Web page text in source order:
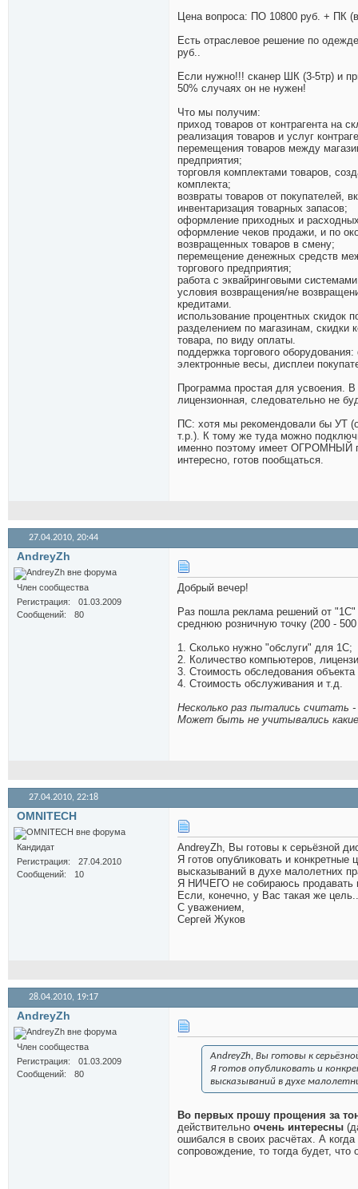
Цена вопроса: ПО 10800 руб. + ПК
Есть отраслевое решение по
руб..
Если нужно!!! сканер ШК (3-5тр) и
50% случаях он не нужен!
Что мы получим:
приход товаров от контрагента на
реализация товаров и услуг
перемещения товаров между
предприятия;
торговля комплектами товаров,
комплекта;
возвраты товаров от покупателей,
инвентаризация товарных запасов;
оформление приходных и
оформление чеков продажи, и по
возвращенных товаров в смену;
перемещение денежных средств
торгового предприятия;
работа с эквайринговыми
условия возвращения/не
кредитами.
использование процентных скидок
разделением по магазинам, скидки
товара, по виду оплаты.
поддержка торгового
электронные весы, дисплеи
Программа простая для усвоения.
лицензионная, следовательно не
ПС: хотя мы рекомендовали бы УТ
т.р.). К тому же туда можно
именно поэтому имеет ОГРОМНЫЙ
интересно, готов пообщаться.
27.04.2010, 20:44
AndreyZh
Член сообщества
Регистрация
01.03.2009
Сообщений
80
Добрый вечер!
Раз пошла реклама решений от "1С"
среднюю розничную точку (200 -
1. Сколько нужно "обслуги" для 1С;
2. Количество компьютеров,
3. Стоимость обследования
4. Стоимость обслуживания и т.д.
Несколько раз пытались считать
Может быть не учитывались
27.04.2010, 22:18
OMNITECH
Кандидат
Регистрация
27.04.2010
Сообщений
10
AndreyZh, Вы готовы к серьёзной
Я готов опубликовать и
высказываний в духе малолетних
Я НИЧЕГО не собираюсь продавать
Если, конечно, у Вас такая же
С уважением,
Сергей Жуков
28.04.2010, 19:17
AndreyZh
Член сообщества
Регистрация
01.03.2009
Сообщений
80
AndreyZh, Вы готовы к
Я готов опубликовать и
высказываний в духе
Во первых прошу прощения за
действительно очень интересны
ошибался в своих расчётах. А
сопровождение, то тогда будет, что